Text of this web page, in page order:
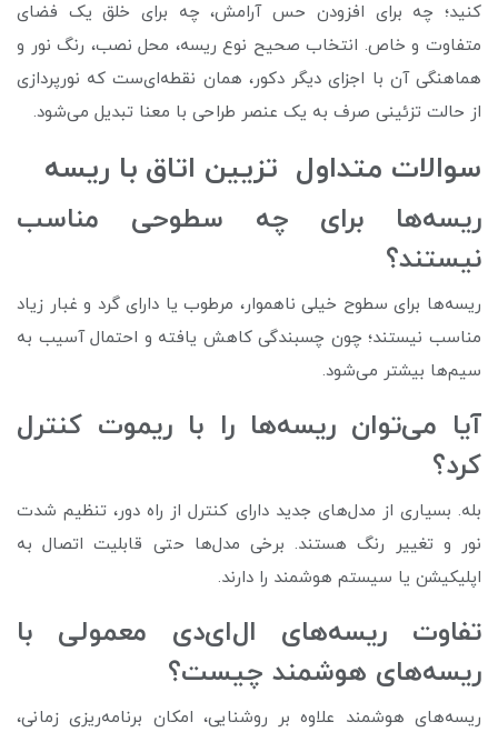
کنید؛ چه برای افزودن حس آرامش، چه برای خلق یک فضای
متفاوت و خاص. انتخاب صحیح نوع ریسه، محل نصب، رنگ نور و
هماهنگی آن با اجزای دیگر دکور، همان نقطه‌ای‌ست که نورپردازی
از حالت تزئینی صرف به یک عنصر طراحی با معنا تبدیل می‌شود.
سوالات متداول تزیین اتاق با ریسه
ریسه‌ها برای چه سطوحی مناسب
نیستند؟
ریسه‌ها برای سطوح خیلی ناهموار، مرطوب یا دارای گرد و غبار زیاد
مناسب نیستند؛ چون چسبندگی کاهش یافته و احتمال آسیب به
سیم‌ها بیشتر می‌شود.
آیا می‌توان ریسه‌ها را با ریموت کنترل
کرد؟
بله. بسیاری از مدل‌های جدید دارای کنترل از راه دور، تنظیم شدت
نور و تغییر رنگ هستند. برخی مدل‌ها حتی قابلیت اتصال به
اپلیکیشن یا سیستم هوشمند را دارند.
تفاوت ریسه‌های ال‌ای‌دی معمولی با
ریسه‌های هوشمند چیست؟
ریسه‌های هوشمند علاوه بر روشنایی، امکان برنامه‌ریزی زمانی،